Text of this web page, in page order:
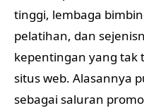
tinggi, lembaga
pelatihan, dan
kepentingan yang tak
situs web. Alasannya
sebagai saluran